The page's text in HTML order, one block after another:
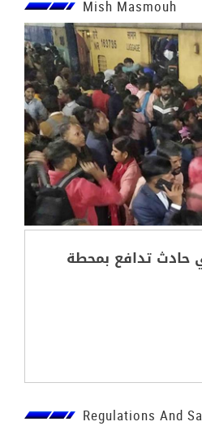
Mish Masmouh
في حادث تدافع بمحطة
Regulations And